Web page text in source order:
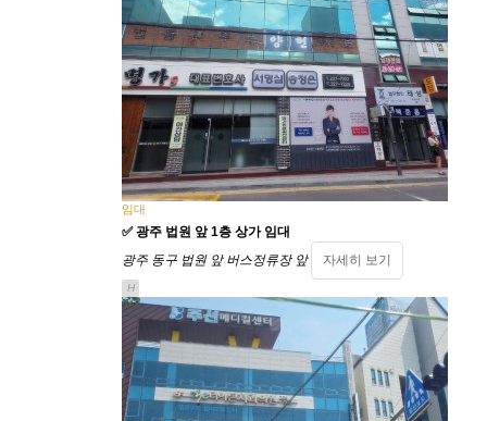
임대
✅ 광주 법원 앞 1층 상가 임대
광주 동구 법원 앞 버스정류장 앞
자세히 보기
H